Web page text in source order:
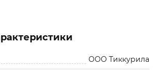
ООО Тиккурила